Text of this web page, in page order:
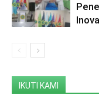
IKUTI KAMI